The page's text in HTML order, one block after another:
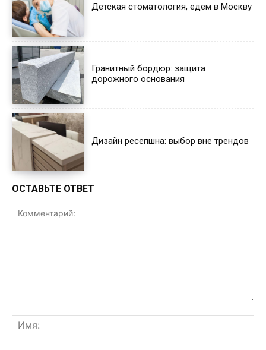
Детская стоматология, едем в Москву
Гранитный бордюр: защита
дорожного основания
Дизайн ресепшна: выбор вне трендов
ОСТАВЬТЕ ОТВЕТ